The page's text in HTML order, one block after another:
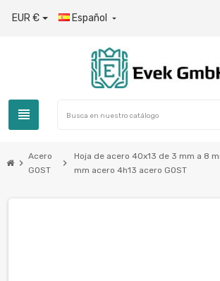
EUR € Español 
view_headline
chevron_right
Acero
GOST
chevron_right
Hoja de acero 40x13 de 3 mm a 8
mm acero 4h13 acero GOST